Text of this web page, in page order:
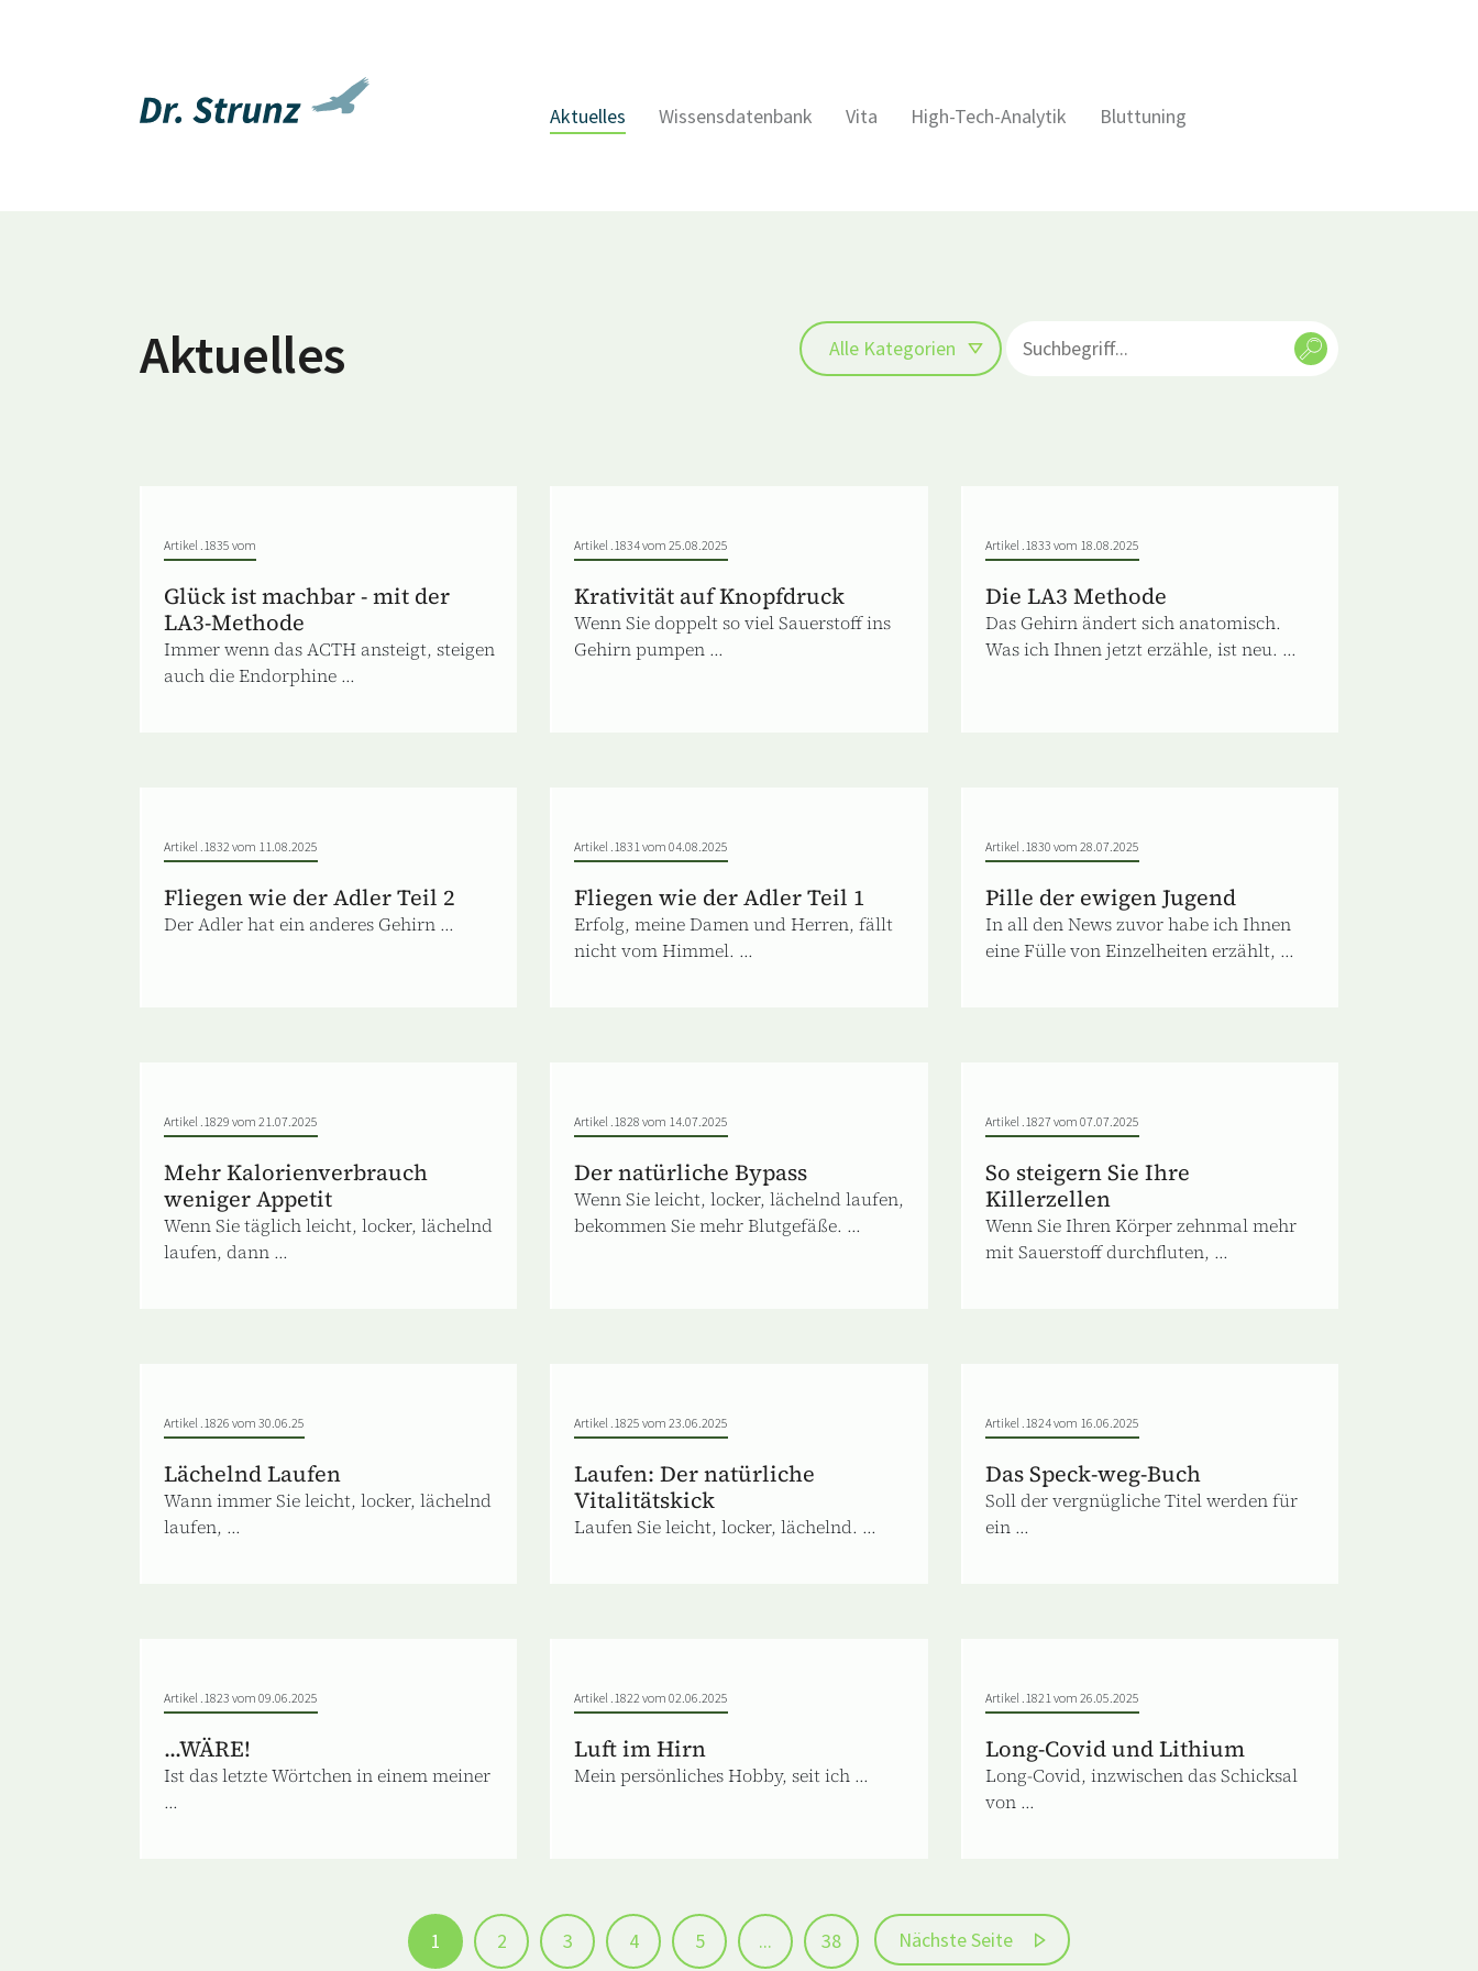
Aktuelles Wissensdatenbank Vita High-Tech-Analytik Bluttuning
Aktuelles
Artikel .1835 vom
Glück ist machbar - mit der
LA3-Methode
Immer wenn das ACTH ansteigt, steigen
auch die Endorphine ...
Artikel .1834 vom 25.08.2025
Krativität auf Knopfdruck
Wenn Sie doppelt so viel Sauerstoff ins
Gehirn pumpen ...
Artikel .1833 vom 18.08.2025
Die LA3 Methode
Das Gehirn ändert sich anatomisch.
Was ich Ihnen jetzt erzähle, ist neu. ...
Artikel .1832 vom 11.08.2025
Fliegen wie der Adler Teil 2
Der Adler hat ein anderes Gehirn ...
Artikel .1831 vom 04.08.2025
Fliegen wie der Adler Teil 1
Erfolg, meine Damen und Herren, fällt
nicht vom Himmel. ...
Artikel .1830 vom 28.07.2025
Pille der ewigen Jugend
In all den News zuvor habe ich Ihnen
eine Fülle von Einzelheiten erzählt, ...
Artikel .1829 vom 21.07.2025
Mehr Kalorienverbrauch
weniger Appetit
Wenn Sie täglich leicht, locker, lächelnd
laufen, dann ...
Artikel .1828 vom 14.07.2025
Der natürliche Bypass
Wenn Sie leicht, locker, lächelnd laufen,
bekommen Sie mehr Blutgefäße. ...
Artikel .1827 vom 07.07.2025
So steigern Sie Ihre
Killerzellen
Wenn Sie Ihren Körper zehnmal mehr
mit Sauerstoff durchfluten, ...
Artikel .1826 vom 30.06.25
Lächelnd Laufen
Wann immer Sie leicht, locker, lächelnd
laufen, ...
Artikel .1825 vom 23.06.2025
Laufen: Der natürliche
Vitalitätskick
Laufen Sie leicht, locker, lächelnd. ...
Artikel .1824 vom 16.06.2025
Das Speck-weg-Buch
Soll der vergnügliche Titel werden für
ein ...
Artikel .1823 vom 09.06.2025
...WÄRE!
Ist das letzte Wörtchen in einem meiner
...
Artikel .1822 vom 02.06.2025
Luft im Hirn
Mein persönliches Hobby, seit ich ...
Artikel .1821 vom 26.05.2025
Long-Covid und Lithium
Long-Covid, inzwischen das Schicksal
von ...
1 2 3 4 5 ... 38 Nächste Seite